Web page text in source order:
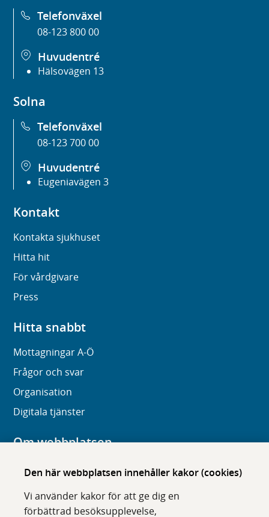
Den här webbplatsen innehåller kakor (cookies)
Vi använder kakor för att ge dig en
förbättrad besöksupplevelse,
Telefonväxel
08-123 800 00
Huvudentré
Hälsovägen 13
Solna
Telefonväxel
08-123 700 00
Huvudentré
Eugeniavägen 3
Kontakt
Kontakta sjukhuset
Hitta hit
För vårdgivare
Press
Hitta snabbt
Mottagningar A-Ö
Frågor och svar
Organisation
Digitala tjänster
Om webbplatsen
Om karolinska.se
Tillgänglighet